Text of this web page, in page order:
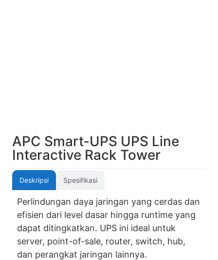
APC Smart-UPS UPS Line
Interactive Rack Tower
Deskripsi Spesifikasi
Perlindungan daya jaringan yang cerdas dan
efisien dari level dasar hingga runtime yang
dapat ditingkatkan. UPS ini ideal untuk
server, point-of-sale, router, switch, hub,
dan perangkat jaringan lainnya.